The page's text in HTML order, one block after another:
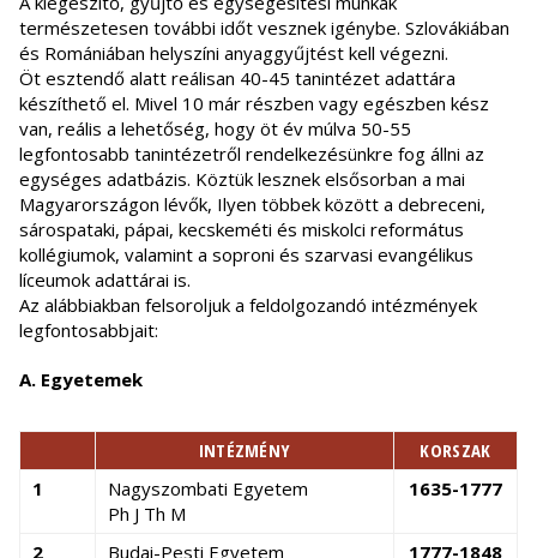
természetesen további időt vesznek igénybe. Szlovákiában
és Romániában helyszíni anyaggyűjtést kell végezni.
Öt esztendő alatt reálisan 40-45 tanintézet adattára
készíthető el. Mivel 10 már részben vagy egészben kész
van, reális a lehetőség, hogy öt év múlva 50-55
legfontosabb tanintézetről rendelkezésünkre fog állni az
egységes adatbázis. Köztük lesznek elsősorban a mai
Magyarországon lévők, Ilyen többek között a debreceni,
sárospataki, pápai, kecskeméti és miskolci református
kollégiumok, valamint a soproni és szarvasi evangélikus
líceumok adattárai is.
Az alábbiakban felsoroljuk a feldolgozandó intézmények
legfontosabbjait:
A. Egyetemek
INTÉZMÉNY
KORSZAK
1
Nagyszombati Egyetem
Ph J Th M
1635-1777
2
Budai-Pesti Egyetem
1777-1848